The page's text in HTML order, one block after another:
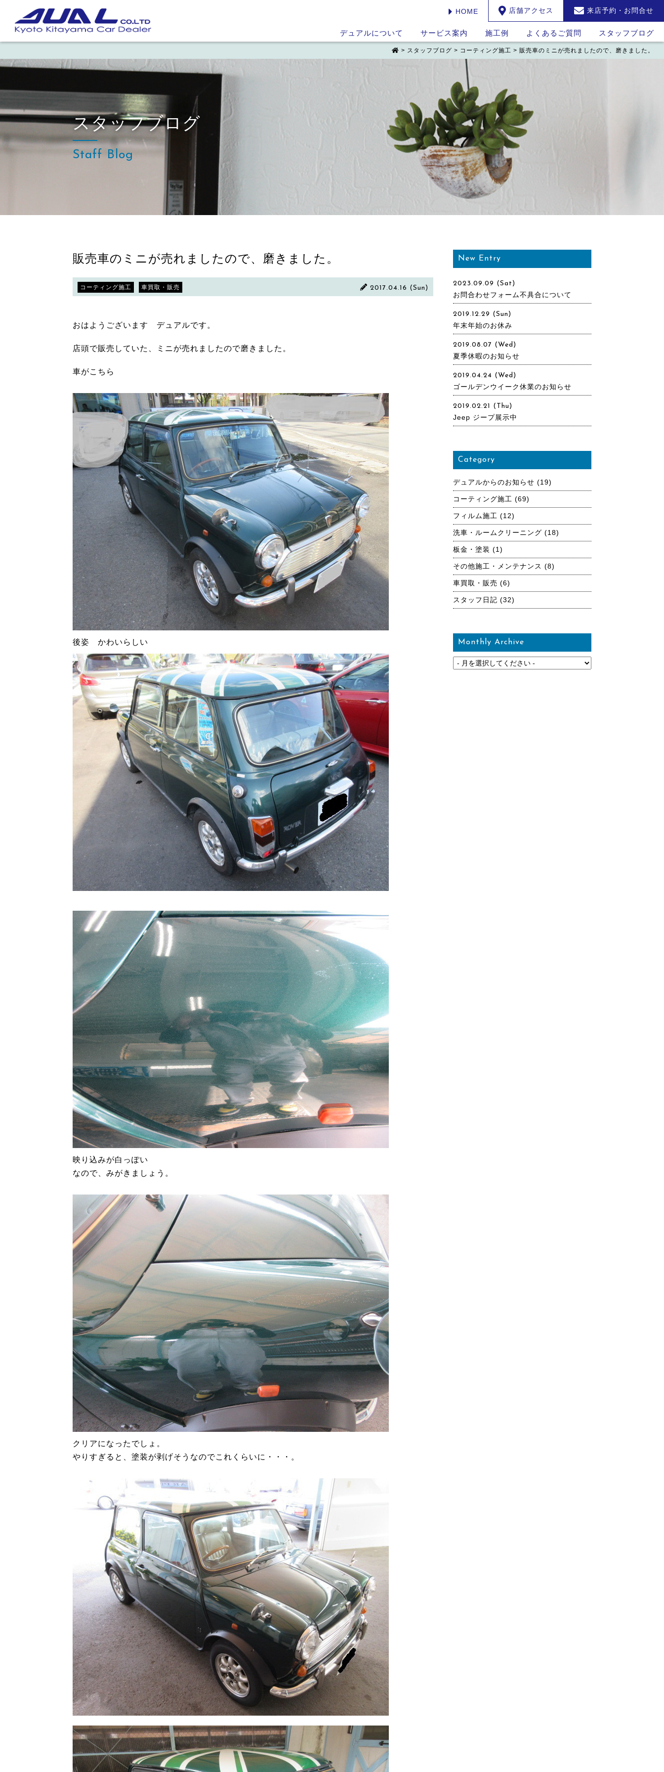
HOME 店舗アクセス 来店予約・お問合せ
デュアルについて サービス案内 施工例 よくあるご質問 スタッフブログ
> スタッフブログ > コーティング施工 > 販売車のミニが売れましたので、磨きました。
スタッフブログ
Staff Blog
販売車のミニが売れましたので、磨きました。
コーティング施工 車買取・販売 2017.04.16 (Sun)
おはようございます デュアルです。
店頭で販売していた、ミニが売れましたので磨きました。
車がこちら
後姿 かわいらしい
映り込みが白っぽい
なので、みがきましょう。
クリアになったでしょ。
やりすぎると、塗装が剥げそうなのでこれくらいに・・・。
New Entry
2023.09.09 (Sat)
お問合わせフォーム不具合について
2019.12.29 (Sun)
年末年始のお休み
2019.08.07 (Wed)
夏季休暇のお知らせ
2019.04.24 (Wed)
ゴールデンウイーク休業のお知らせ
2019.02.21 (Thu)
Jeep ジープ展示中
Category
デュアルからのお知らせ (19)
コーティング施工 (69)
フィルム施工 (12)
洗車・ルームクリーニング (18)
板金・塗装 (1)
その他施工・メンテナンス (8)
車買取・販売 (6)
スタッフ日記 (32)
Monthly Archive